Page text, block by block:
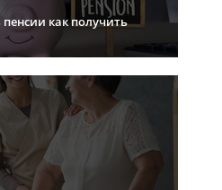
как получить